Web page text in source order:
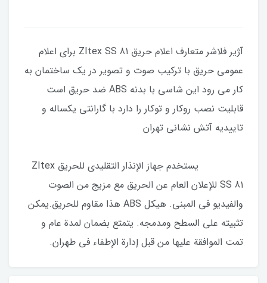
آژیر فلاشر متعارف اعلام حریق ZItex SS 81 برای اعلام
عمومی حریق با ترکیب صوت و تصویر در یک ساختمان به
کار می رود این شاسی با بدنه ABS ضد حریق است
قابلیت نصب روکار و توکار را دارد با گارانتی یکساله و
تاییدیه آتش نشانی تهران
يستخدم جهاز الإنذار التقليدي للحريق ZItex
SS 81 للإعلان العام عن الحريق مع مزيج من الصوت
والفيديو في المبنى. هيكل ABS هذا مقاوم للحريق.يمكن
تثبيته على السطح ومدمجه. يتمتع بضمان لمدة عام و
تمت الموافقة عليها من قبل إدارة الإطفاء في طهران.